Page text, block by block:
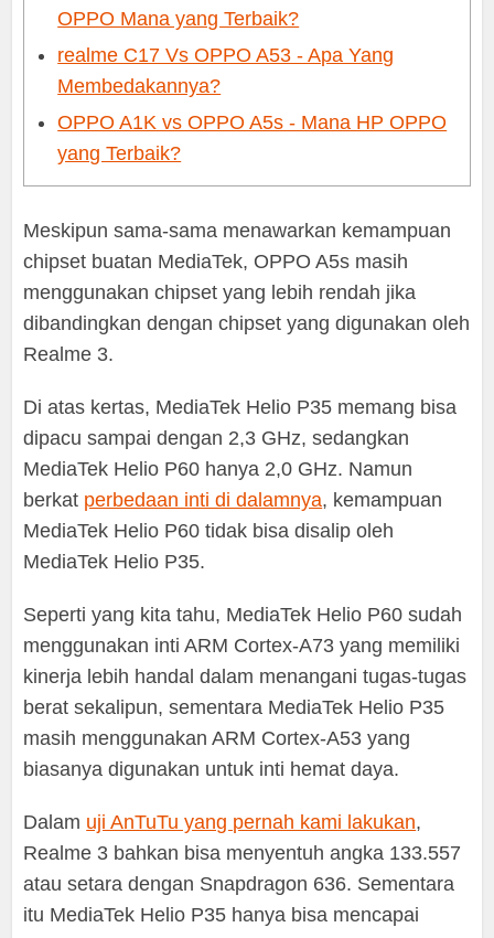
OPPO Mana yang Terbaik?
realme C17 Vs OPPO A53 - Apa Yang
Membedakannya?
OPPO A1K vs OPPO A5s - Mana HP OPPO
yang Terbaik?
Meskipun sama-sama menawarkan kemampuan
chipset buatan MediaTek, OPPO A5s masih
menggunakan chipset yang lebih rendah jika
dibandingkan dengan chipset yang digunakan oleh
Realme 3.
Di atas kertas, MediaTek Helio P35 memang bisa
dipacu sampai dengan 2,3 GHz, sedangkan
MediaTek Helio P60 hanya 2,0 GHz. Namun
berkat perbedaan inti di dalamnya, kemampuan
MediaTek Helio P60 tidak bisa disalip oleh
MediaTek Helio P35.
Seperti yang kita tahu, MediaTek Helio P60 sudah
menggunakan inti ARM Cortex-A73 yang memiliki
kinerja lebih handal dalam menangani tugas-tugas
berat sekalipun, sementara MediaTek Helio P35
masih menggunakan ARM Cortex-A53 yang
biasanya digunakan untuk inti hemat daya.
Dalam uji AnTuTu yang pernah kami lakukan,
Realme 3 bahkan bisa menyentuh angka 133.557
atau setara dengan Snapdragon 636. Sementara
itu MediaTek Helio P35 hanya bisa mencapai